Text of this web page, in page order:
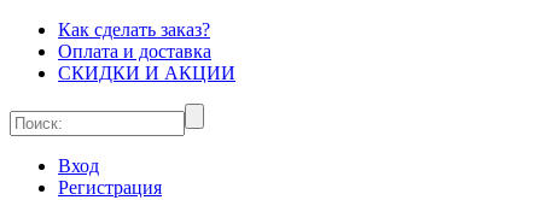
Как сделать заказ?
Оплата и доставка
СКИДКИ И АКЦИИ
Вход
Регистрация